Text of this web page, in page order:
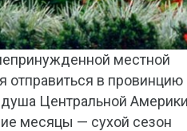
местной
отправиться в провинцию
душа Центральной
месяцы — сухой сезон